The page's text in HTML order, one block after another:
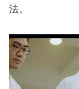
法。